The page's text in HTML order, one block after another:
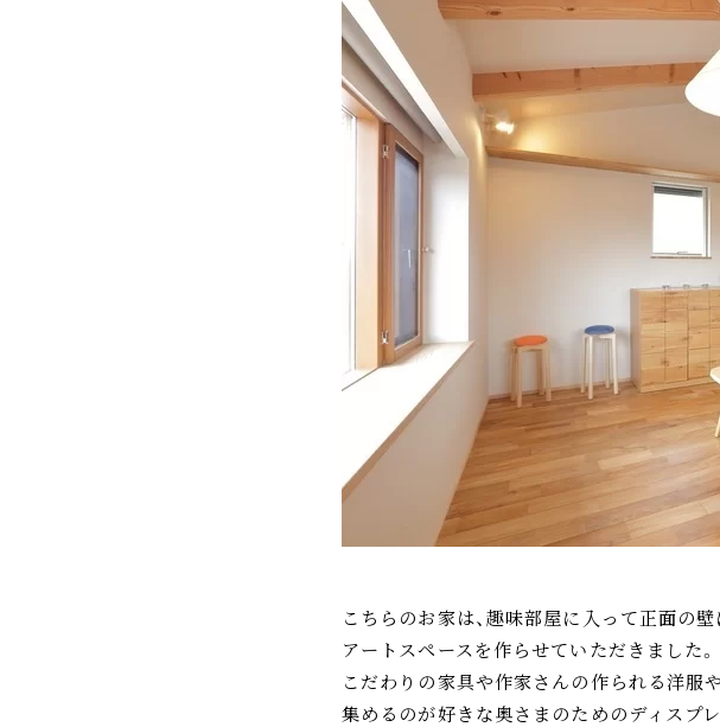
こちらのお家は、趣味部屋に入って正面の
アートスペースを作らせていただきました。
こだわりの家具や作家さんの作られる洋服
集めるのが好きな奥さまのためのディスプレ